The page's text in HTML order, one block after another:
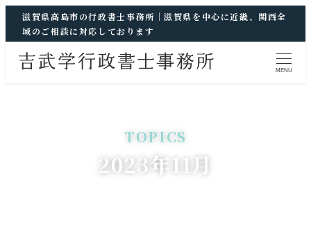
滋賀県高島市の行政書士事務所｜滋賀県を中心に近畿、関西全
域のご相談に対応しております
MENU
2023年11月